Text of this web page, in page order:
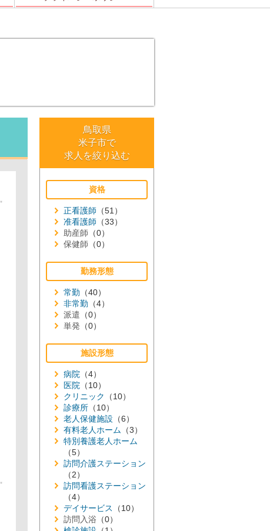
鳥取県
米子市で
求人を絞り込む
資格
正看護師 （51）
准看護師 （33）
助産師 （0）
保健師 （0）
勤務形態
常勤 （40）
非常勤 （4）
派遣 （0）
単発 （0）
施設形態
病院 （4）
医院 （10）
クリニック
（10）
診療所 （10）
老人保健施設 （6）
有料老人ホーム （3）
特別養護老人ホーム
（5）
訪問介護ステーション
（2）
訪問看護ステーション
（4）
デイサービス
（10）
訪問入浴 （0）